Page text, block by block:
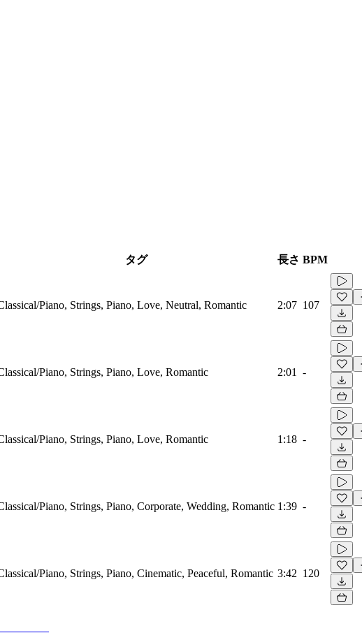
タグ 長さ BPM
Piano, Strings, Piano, Love, Neutral, Romantic 2:07 107
Piano, Strings, Piano, Love, Romantic 2:01 -
Piano, Strings, Piano, Love, Romantic 1:18 -
Piano, Strings, Piano, Corporate, Wedding, Romantic 1:39 -
Piano, Strings, Piano, Cinematic, Peaceful, Romantic 3:42 120